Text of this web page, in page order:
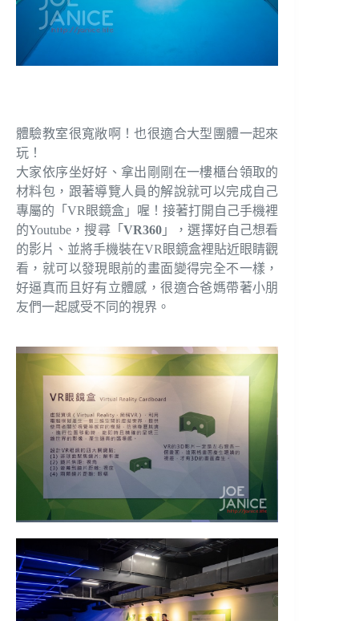
體驗教室很寬敞啊！也很適合大型團體一起來
玩！
大家依序坐好好、拿出剛剛在一樓櫃台領取的
材料包，跟著導覽人員的解說就可以完成自己
專屬的「VR眼鏡盒」喔！接著打開自己手機裡
的Youtube，搜尋「 VR360」，選擇好自己想看
的影片、並將手機裝在VR眼鏡盒裡貼近眼睛觀
看，就可以發現眼前的畫面變得完全不一樣，
好逼真而且好有立體感，很適合爸媽帶著小朋
友們一起感受不同的視界。